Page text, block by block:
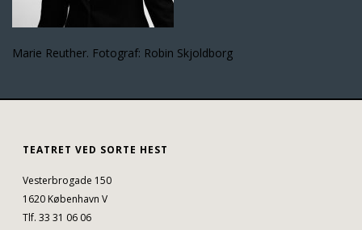
Marie Reuther. Fotograf: Robin Skjoldborg
TEATRET VED SORTE HEST
Vesterbrogade 150
1620 København V
Tlf. 33 31 06 06